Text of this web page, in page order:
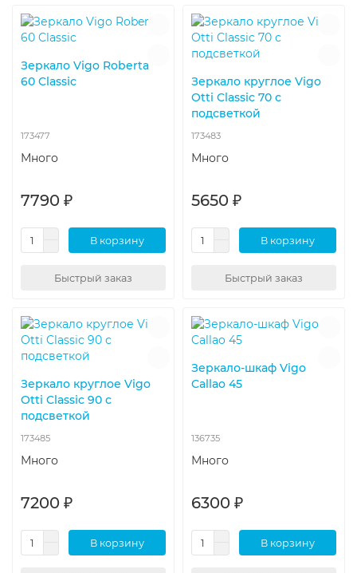
Зеркало Vigo Roberta
60 Classic
173477
Много
7790 ₽
В корзину
Быстрый заказ
Зеркало круглое Vigo
Otti Classic 70 с
подсветкой
173483
Много
5650 ₽
В корзину
Быстрый заказ
Зеркало круглое Vigo
Otti Classic 90 с
подсветкой
173485
Много
7200 ₽
В корзину
Зеркало-шкаф Vigo
Callao 45
136735
Много
6300 ₽
В корзину